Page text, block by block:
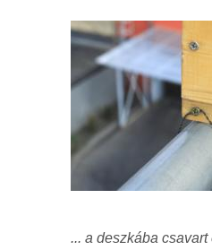
... a deszkába